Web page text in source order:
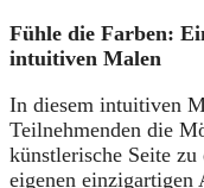
Fühle die Farben:
intuitiven Malen
In diesem intuitiven
Teilnehmenden die
künstlerische Seite
eigenen einzigartigen